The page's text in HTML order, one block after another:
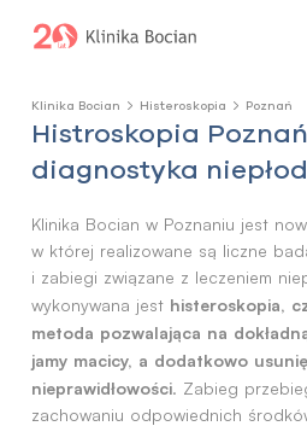
Klinika Bocian Histeroskopia Poznań
Histroskopia
diagnostyka
Klinika Bocian w Poznaniu jest
w której realizowane są liczne
i zabiegi związane z leczeniem
wykonywana jest histeroskopia,
metoda pozwalająca na
jamy macicy, a dodatkowo
nieprawidłowości. Zabieg
zachowaniu odpowiednich